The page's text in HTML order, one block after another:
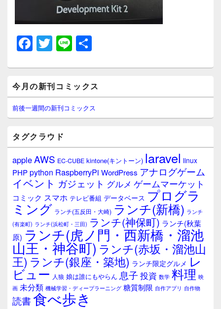
F
a
c
e
b
o
o
k
T
wi
tt
er
Li
n
e
イ
ン
サ
イ
ウ
ィ
ジ
ェ
ア
今月の新刊コミックス
前後一週間の新刊コミックス
タグクラウド
appleAWS EC-CUBE kintone(キントーン) laravel linux
PHPpython RaspberryPi WordPress アナログゲーム
イベント ガジェット グルメ ゲームマーケット
コミック スマホ テレビ番組 データベース プログラ
ミング ランチ(五反田・大崎) ランチ(新橋) ランチ
(有楽町) ランチ(浜松町・三田) ランチ(神保町) ランチ(秋葉
原) ランチ(虎ノ門・西新橋・溜池
山王・神谷町) ランチ(赤坂・溜池山
王) ランチ(銀座・築地) ランチ限定グルメ レ
ビュー 人狼 娘は誰にもやらん 息子 投資 数学 料理 映
画 未分類 機械学習・ディープラーニング 糖質制限 自作アプリ 自作物
読書食べ歩き